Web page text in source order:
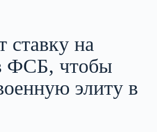
ставку на
ФСБ, чтобы
элиту в